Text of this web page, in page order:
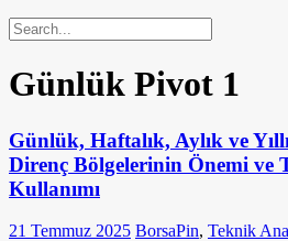
Günlük Pivot 1
Günlük, Haftalık, Aylık ve
Direnç Bölgelerinin Önemi ve
Kullanımı
21 Temmuz 2025 BorsaPin, Teknik